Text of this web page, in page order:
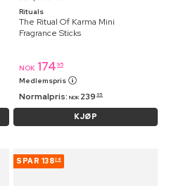
Rituals
The Ritual Of Karma Mini
Fragrance Sticks
NOK 174 95
Medlemspris
Normalpris: NOK 239 95
KJØP
SPAR 13826